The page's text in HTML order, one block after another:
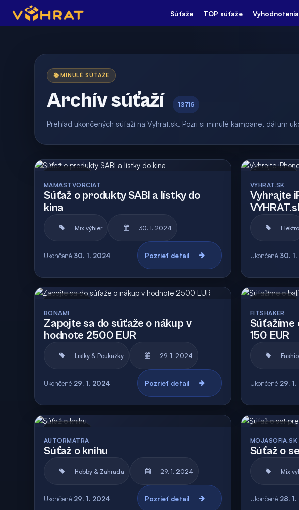
Súťaže TOP súťaže Vyhodnotenia
📚 MINULÉ SÚŤAŽE
Archív súťaží 13716
Prehľad ukončených súťaží na Vyhrat.sk. Pozri si minulé kampane, dátum
MAMASTVORCIAT
Súťaž o produkty SABI a lístky do
kina
Mix výhier 30. 1. 2024
Ukončené 30. 1. 2024 Pozrieť detail
VYHRAT.SK
Vyhrajte
Elektro
Ukončené 30.
BONAMI
Zapojte sa do súťaže o nákup v
hodnote 2500 EUR
Lístky & Poukážky 29. 1. 2024
Ukončené 29. 1. 2024 Pozrieť detail
FITSHAKER
Súťažíme
150 EUR
Ukončené 29.
AUTORMATRA
Súťaž o knihu
Hobby & Záhrada 29. 1. 2024
Ukončené 29. 1. 2024 Pozrieť detail
MOJASOFIA.SK
Súťaž o
Mix
Ukončené 28.